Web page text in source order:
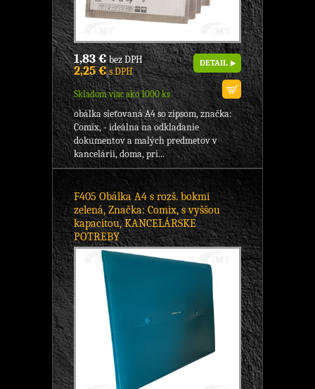
1,83 €bez DPH
2,25 €s DPH
Skladom viac ako 1000 ks
DETAIL
obálka sieťovaná A4 so zipsom, značka:
Comix, - ideálna na odkladanie
dokumentov a malých predmetov v
kancelárii, doma, pri...
F405 Obálka A4 s rozš. bokmi
zelená, Značka: Comix, s vyššou
kapacitou, KANCELÁRSKE
POTREBY